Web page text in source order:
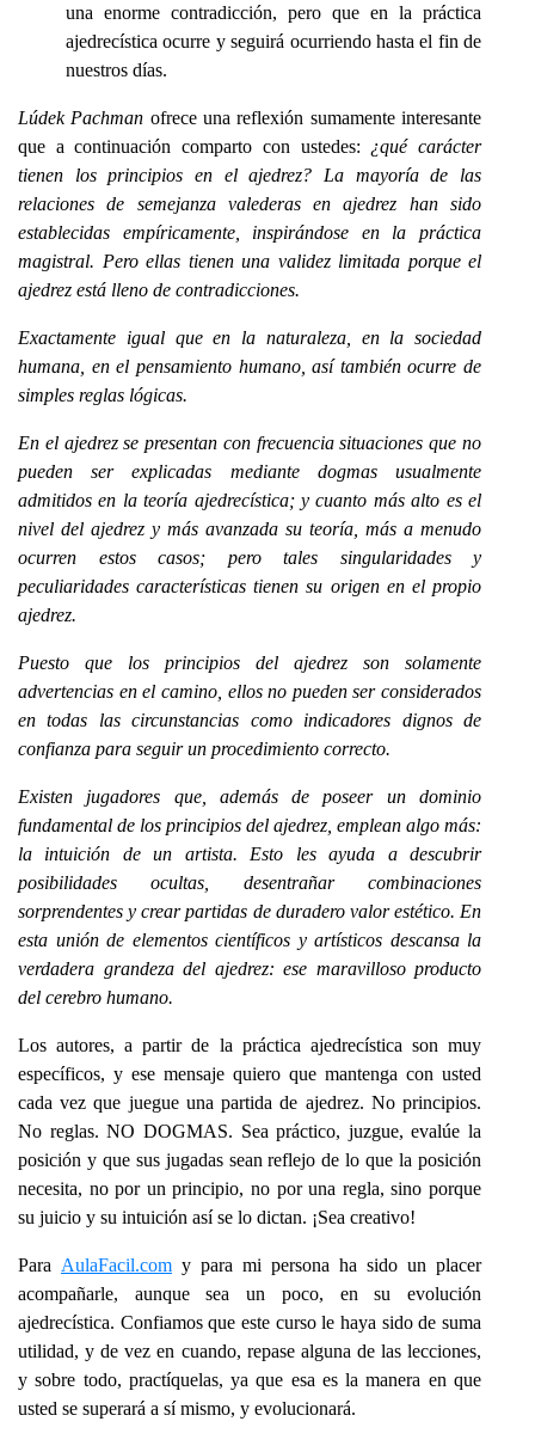
una enorme contradicción, pero que en la práctica
ajedrecística ocurre y seguirá ocurriendo hasta el fin de
nuestros días.
Lúdek Pachman ofrece una reflexión sumamente interesante
que a continuación comparto con ustedes: ¿qué carácter
tienen los principios en el ajedrez? La mayoría de las
relaciones de semejanza valederas en ajedrez han sido
establecidas empíricamente, inspirándose en la práctica
magistral. Pero ellas tienen una validez limitada porque el
ajedrez está lleno de contradicciones.
Exactamente igual que en la naturaleza, en la sociedad
humana, en el pensamiento humano, así también ocurre de
simples reglas lógicas.
En el ajedrez se presentan con frecuencia situaciones que no
pueden ser explicadas mediante dogmas usualmente
admitidos en la teoría ajedrecística; y cuanto más alto es el
nivel del ajedrez y más avanzada su teoría, más a menudo
ocurren estos casos; pero tales singularidades y
peculiaridades características tienen su origen en el propio
ajedrez.
Puesto que los principios del ajedrez son solamente
advertencias en el camino, ellos no pueden ser considerados
en todas las circunstancias como indicadores dignos de
confianza para seguir un procedimiento correcto.
Existen jugadores que, además de poseer un dominio
fundamental de los principios del ajedrez, emplean algo más:
la intuición de un artista. Esto les ayuda a descubrir
posibilidades ocultas, desentrañar combinaciones
sorprendentes y crear partidas de duradero valor estético. En
esta unión de elementos científicos y artísticos descansa la
verdadera grandeza del ajedrez: ese maravilloso producto
del cerebro humano.
Los autores, a partir de la práctica ajedrecística son muy
específicos, y ese mensaje quiero que mantenga con usted
cada vez que juegue una partida de ajedrez. No principios.
No reglas. NO DOGMAS. Sea práctico, juzgue, evalúe la
posición y que sus jugadas sean reflejo de lo que la posición
necesita, no por un principio, no por una regla, sino porque
su juicio y su intuición así se lo dictan. ¡Sea creativo!
Para AulaFacil.com y para mi persona ha sido un placer
acompañarle, aunque sea un poco, en su evolución
ajedrecística. Confiamos que este curso le haya sido de suma
utilidad, y de vez en cuando, repase alguna de las lecciones,
y sobre todo, practíquelas, ya que esa es la manera en que
usted se superará a sí mismo, y evolucionará.